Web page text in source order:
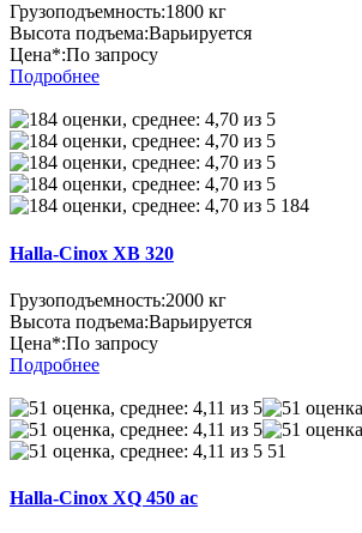
Грузоподъемность:1800 кг
Высота подъема:Варьируется
Цена*:По запросу
Подробнее
184
Halla-Cinox XB 320
Грузоподъемность:2000 кг
Высота подъема:Варьируется
Цена*:По запросу
Подробнее
51
Halla-Cinox XQ 450 ac